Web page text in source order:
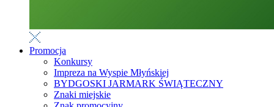
Promocja
Konkursy
Impreza na Wyspie Młyńskiej
BYDGOSKI JARMARK ŚWIĄTECZNY
Znaki miejskie